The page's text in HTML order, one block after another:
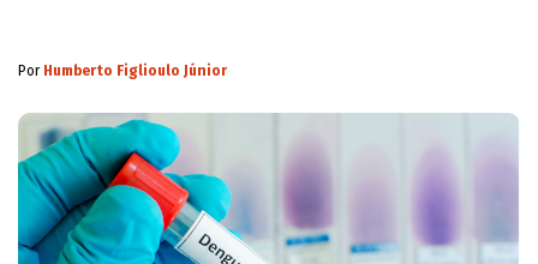
Por Humberto Figlioulo Júnior